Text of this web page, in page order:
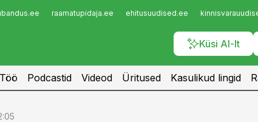
raamatupidaja.ee ehitusuudised.ee
Küsi AI-lt
Töö Podcastid Videod Üritused Kasulikud lingid